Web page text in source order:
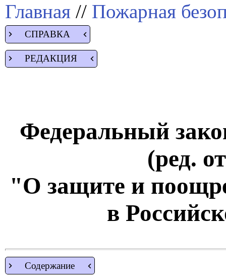
Главная // Пожарная
СПРАВКА
РЕДАКЦИЯ
Федеральный
(ред.
"О защите и
в
Содержание